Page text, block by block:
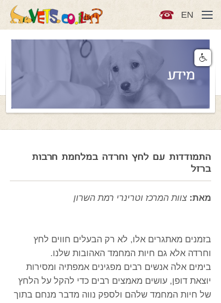
EN
מידע
התמודדות עם לחץ וחרדה במלחמת חרבות
ברזל
מאת: צוות המרכז וטרינרי רמת השרון
בזמנים מאתגרים אלו, לא רק הבעלים חווים לחץ
וחרדה אלא גם חיות המחמד האהובות שלנו.
בימים אלה אנשים רבים מפגינים אמפתיה ומסירות
יוצאת דופן, עושים מאמצים רבים כדי להקל על הלחץ
של חיות המחמד שלהם ולספק נווה מדבר מנחם בתוך